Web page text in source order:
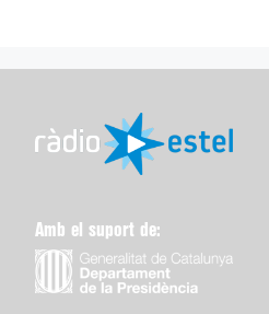
Amb el suport de: